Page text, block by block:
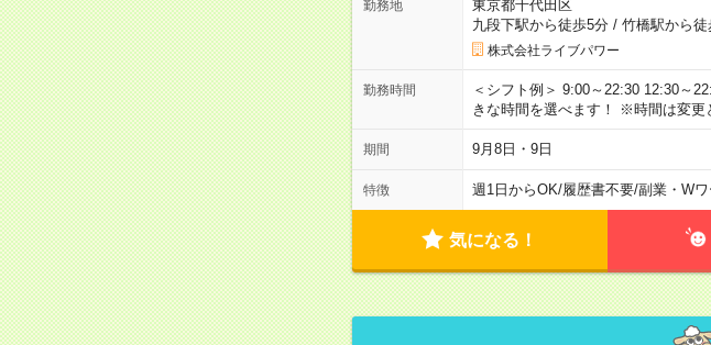
勤務地
東京都千代田区
九段下駅から徒歩5分/ 竹橋駅から徒
株式会社ライブパワー
勤務時間
＜シフト例＞ 9:00～22:30 12:30～
きな時間を選べます！ ※時間は変更
期間 9月8日・9日
特徴 週1日からOK/履歴書不要/副業・W
気になる！